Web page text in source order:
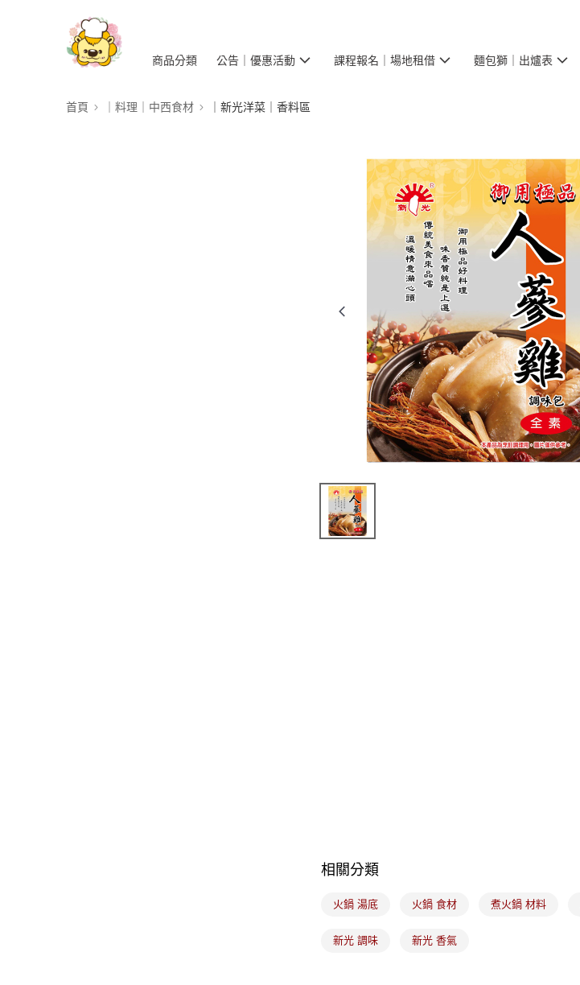
商品分類 公告｜優惠活動 課程報名｜場地租借 麵包獅｜出爐表
首頁 ｜料理｜中西食材 ｜新光洋菜｜香料區
相關分類
火鍋 湯底 火鍋 食材 煮火鍋 材料
新光 調味 新光 香氣